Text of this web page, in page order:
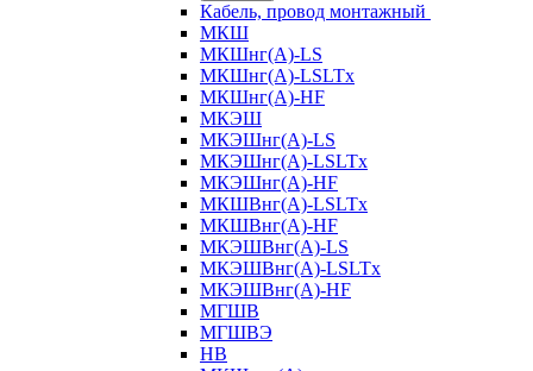
Кабель, провод монтажный
МКШ
МКШнг(А)-LS
МКШнг(А)-LSLTx
МКШнг(А)-HF
МКЭШ
МКЭШнг(А)-LS
МКЭШнг(А)-LSLTx
МКЭШнг(А)-HF
МКШВнг(A)-LSLTx
МКШВнг(А)-HF
МКЭШВнг(А)-LS
МКЭШВнг(A)-LSLTx
МКЭШВнг(А)-HF
МГШВ
МГШВЭ
НВ